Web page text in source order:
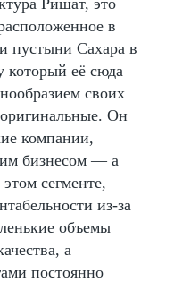
в
пустыни Сахара в
который её сюда
своих
Он
компании,
бизнесом — а
сегменте,—
из-за
объемы
а
постоянно